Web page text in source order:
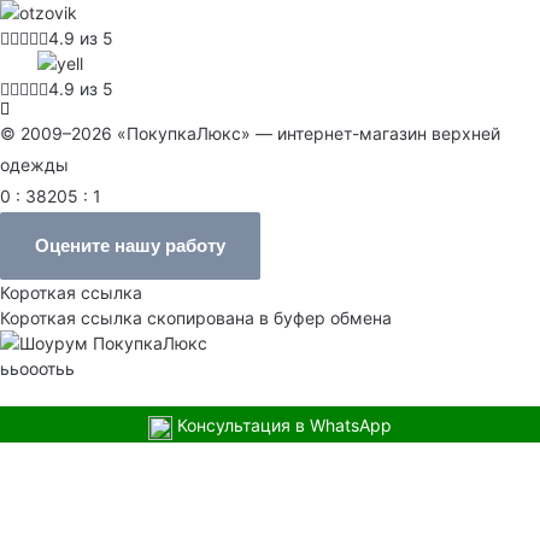
4.9 из 5
4.9 из 5
© 2009–2026 «ПокупкаЛюкс» — интернет-магазин верхней
одежды
0 : 38205 : 1
Оцените нашу работу
Короткая ссылка
Короткая ссылка скопирована в буфер обмена
ььооотьь
Консультация в WhatsApp